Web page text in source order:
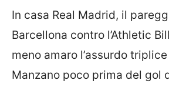
In casa Real Madrid, il
Barcellona contro l’Athletic
meno amaro l’assurdo
Manzano poco prima del gol